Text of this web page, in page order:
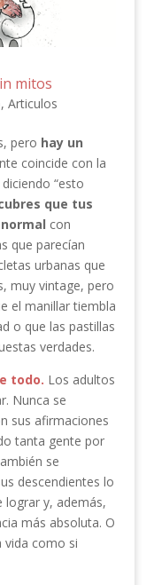
mitos
, Articulos
pero hay un
coincide con la
“esto
que tus
con
que parecían
urbanas que
muy vintage, pero
el manillar tiembla
o que las pastillas
verdades.
todo. Los adultos
Nunca se
sus afirmaciones
tanta gente por
se
descendientes lo
lograr y, además,
más absoluta. O
vida como si